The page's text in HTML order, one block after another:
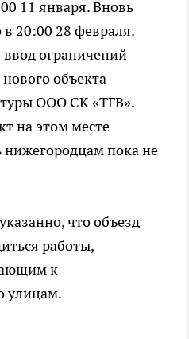
11 января. Вновь
20:00 28 февраля.
ограничений
объекта
ООО СК «ТГВ».
на этом месте
нижегородцам пока не
что объезд
работы,
к
улицам.